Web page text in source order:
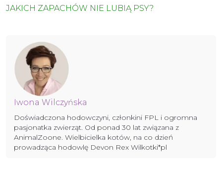
JAKICH ZAPACHÓW NIE LUBIĄ PSY?
Iwona Wilczyńska
Doświadczona hodowczyni, członkini FPL i ogromna
pasjonatka zwierząt. Od ponad 30 lat związana z
AnimalZoone. Wielbicielka kotów, na co dzień
prowadząca hodowlę Devon Rex Wilkotki*pl